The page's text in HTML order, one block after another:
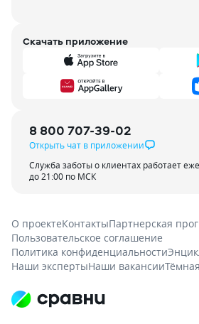
Скачать приложение
8 800 707-39-02
Открыть чат в приложении
Служба заботы о клиентах работает
до 21:00 по МСК
О проектеКонтактыПартнерская
Пользовательское соглашение
Политика конфиденциальности
Наши экспертыНаши вакансии